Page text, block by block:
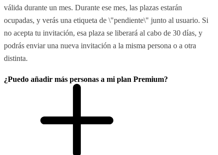
válida durante un mes. Durante ese mes, las plazas estarán
ocupadas, y verás una etiqueta de \"pendiente\" junto al usuario. Si
no acepta tu invitación, esa plaza se liberará al cabo de 30 días, y
podrás enviar una nueva invitación a la misma persona o a otra
distinta.
¿Puedo añadir más personas a mi plan Premium?